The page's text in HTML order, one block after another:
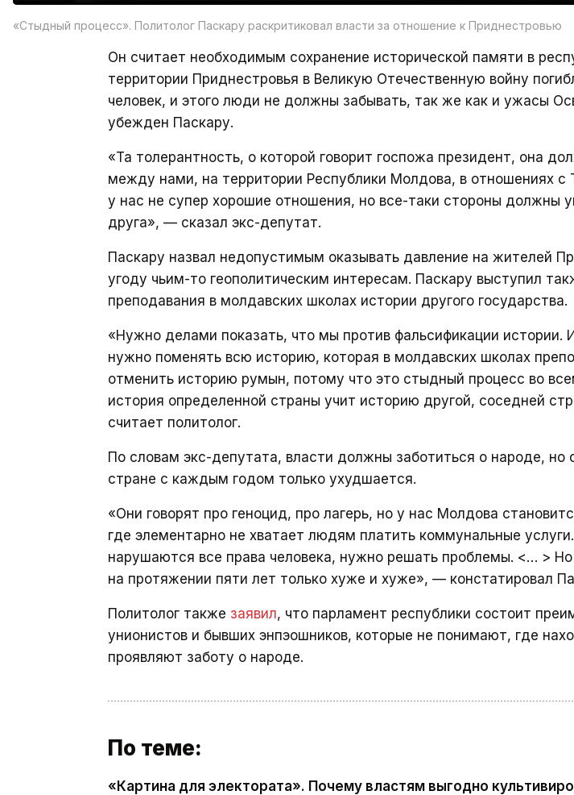
«Стыдный процесс». Политолог Паскару раскритиковал власти за отношение к Приднестровью
Он считает необходимым сохранение исторической памяти в
территории Приднестровья в Великую Отечественную войну
человек, и этого люди не должны забывать, так же как и ужасы
убежден Паскару.
«Та толерантность, о которой говорит госпожа президент, она
между нами, на территории Республики Молдова, в отношениях с
у нас не супер хорошие отношения, но все-таки стороны должны
друга», — сказал экс-депутат.
Паскару назвал недопустимым оказывать давление на жителей
угоду чьим-то геополитическим интересам. Паскару выступил
преподавания в молдавских школах истории другого государства.
«Нужно делами показать, что мы против фальсификации истории.
нужно поменять всю историю, которая в молдавских школах
отменить историю румын, потому что это стыдный процесс во
история определенной страны учит историю другой, соседней
считает политолог.
По словам экс-депутата, власти должны заботиться о народе, но
стране с каждым годом только ухудшается.
«Они говорят про геноцид, про лагерь, но у нас Молдова
где элементарно не хватает людям платить коммунальные
нарушаются все права человека, нужно решать проблемы. <… >
на протяжении пяти лет только хуже и хуже», — констатировал
Политолог также заявил, что парламент республики состоит
унионистов и бывших энпэошников, которые не понимают, где
проявляют заботу о народе.
По теме:
«Картина для электората». Почему властям выгодно